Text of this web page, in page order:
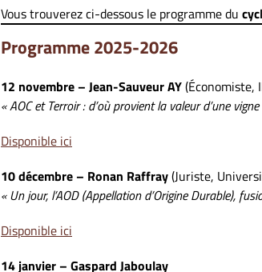
Vous trouverez ci-dessous le programme du
Programme 2025-2026
12 novembre – Jean-Sauveur AY(Économiste,
« AOC et Terroir : d’où provient la valeur d’une
Disponible ici
10 décembre – Ronan Raffray(Juriste,
« Un jour, l’AOD (Appellation d’Origine Durable),
Disponible ici
14 janvier – Gaspard Jaboulay